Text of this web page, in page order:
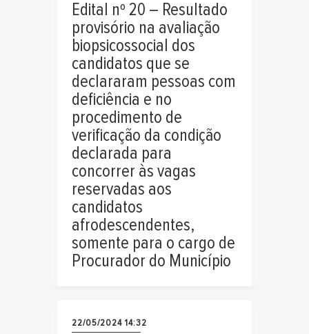
Edital nº 20 – Resultado
provisório na avaliação
biopsicossocial dos
candidatos que se
declararam pessoas com
deficiência e no
procedimento de
verificação da condição
declarada para
concorrer às vagas
reservadas aos
candidatos
afrodescendentes,
somente para o cargo de
Procurador do Município
22/05/2024 14:32